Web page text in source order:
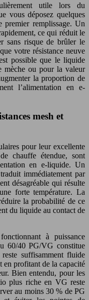
utile lors du
vous déposez quelques
premier remplissage. Un
ce qui réduit le
sans risque de brûler le
votre résistance neuve
possible que le liquide
mèche ou pour la valeur
la proportion de
l’alimentation en e-
mesh et
pour leur excellente
chauffe étendue, sont
en e-liquide. Un
immédiatement par
désagréable qui résulte
forte température. La
la probabilité de ce
du liquide au contact de
à puissance
60/40 PG/VG constitue
suffisamment fluide
profitant de la capacité
Bien entendu, pour les
plus riche en VG reste
au moins 30 % de PG